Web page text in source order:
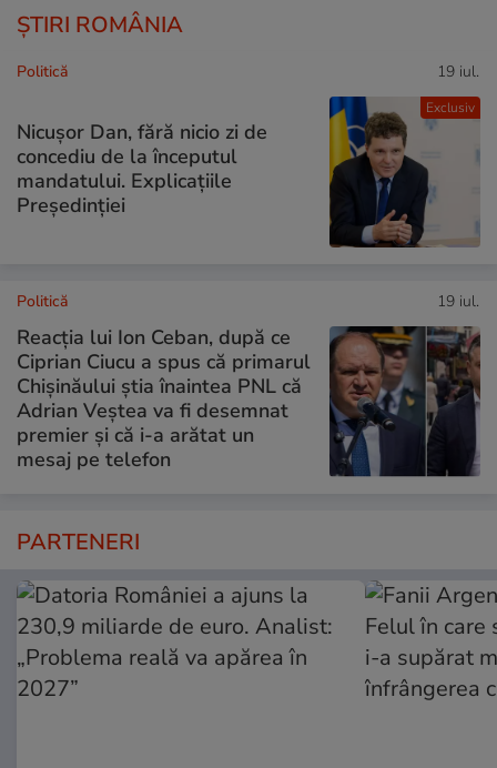
ȘTIRI ROMÂNIA
Exclusiv
Politică 19 iul.
Nicușor Dan, fără nicio zi de
concediu de la începutul
mandatului. Explicațiile
Președinției
Politică 19 iul.
Reacția lui Ion Ceban, după ce
Ciprian Ciucu a spus că primarul
Chișinăului știa înaintea PNL că
Adrian Veștea va fi desemnat
premier și că i-a arătat un
mesaj pe telefon
PARTENERI